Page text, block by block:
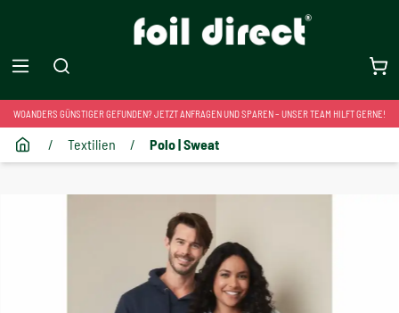
WOANDERS GÜNSTIGER GEFUNDEN? JETZT ANFRAGEN UND SPAREN – UNSER TEAM HILFT GERNE!
/ Textilien / Polo | Sweat